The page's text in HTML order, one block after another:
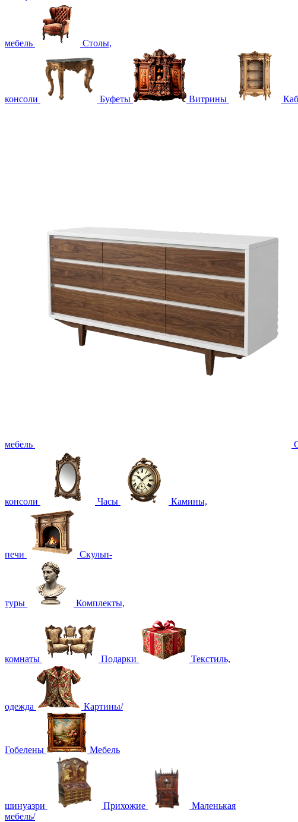
мебель Столы,
консоли Буфеты Витрины
мебель
консоли Часы Камины,
печи Скульп-
туры Комплекты,
комнаты Подарки Текстиль,
одежда Картины/
Гобелены Мебель
шинуазри Прихожие
Маленькая
мебель/